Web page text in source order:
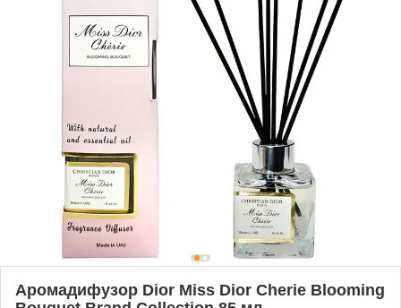
Аромадифузор Dior Miss Dior Cherie Blooming